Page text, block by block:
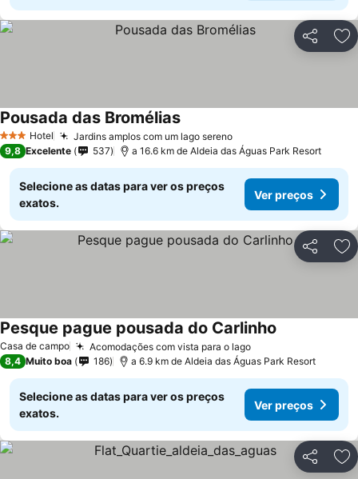
Partilhar
3 EstrelasHotel Jardins amplos com um lago sereno
Pousada das Bromélias
9,8 Excelente 537 a 16.6 km de Aldeia das Águas Park Resort
Selecione as datas para ver os preços
exatos.
Ver preços
Partilhar
Casa de campo Acomodações com vista para o lago
Pesque pague pousada do Carlinho
8,4 Muito boa 186 a 6.9 km de Aldeia das Águas Park Resort
Selecione as datas para ver os preços
exatos.
Ver preços
Partilhar